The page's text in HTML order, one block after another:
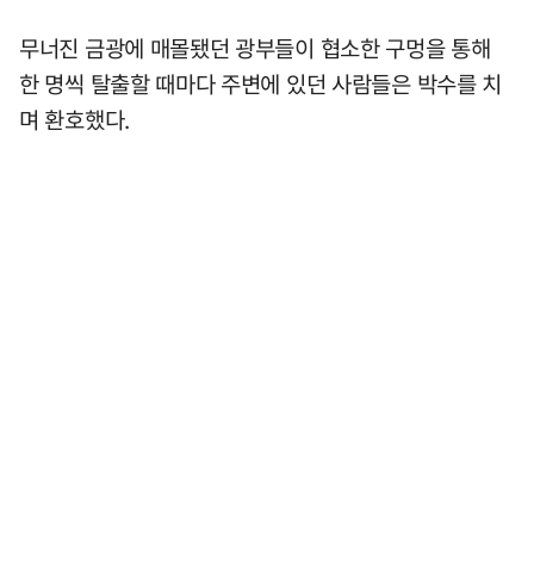
무너진 금광에 매몰됐던 광부들이 협소한 구멍을 통해
한 명씩 탈출할 때마다 주변에 있던 사람들은 박수를 치
며 환호했다.